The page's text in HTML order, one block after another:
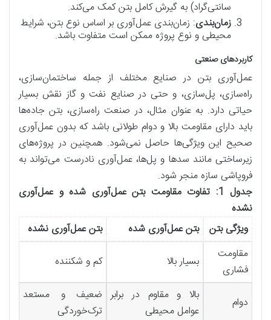
سانتی‌گراد) به گیرش کامل بتن کمک می‌کند.
زمان‌بندی: زمان‌بندی عمل‌آوری بر اساس نوع بتن، شرایط
محیطی و نوع پروژه ممکن است متفاوت باشد.
کاربردهای صنعتی
عمل‌آوری بتن در صنایع مختلف از جمله ساختمان‌سازی،
راه‌سازی، پل‌سازی، و حتی در صنایع نفت و گاز نقش بسیار
حیاتی دارد. به عنوان مثال، در صنعت راه‌سازی، بتن جاده‌ها
باید دارای مقاومت بالا و دوام طولانی باشد که بدون عمل‌آوری
صحیح این ویژگی‌ها حاصل نمی‌شود. همچنین در پروژه‌های
زیرساختی مانند سدها و پل‌ها، عمل‌آوری نادرست می‌تواند به
فروپاشی سازه منجر شود.
جدول 1: تفاوت مقاومت بتن عمل‌آوری شده و عمل‌آوری
نشده
ویژگی بتن
بتن عمل‌آوری شده
بتن عمل‌آوری نشده
مقاومت
فشاری
بسیار بالا کم و شکننده
دوام
بالا و مقاوم در برابر
عوامل محیطی
ضعیف و مستعد
ترک‌خوردگی